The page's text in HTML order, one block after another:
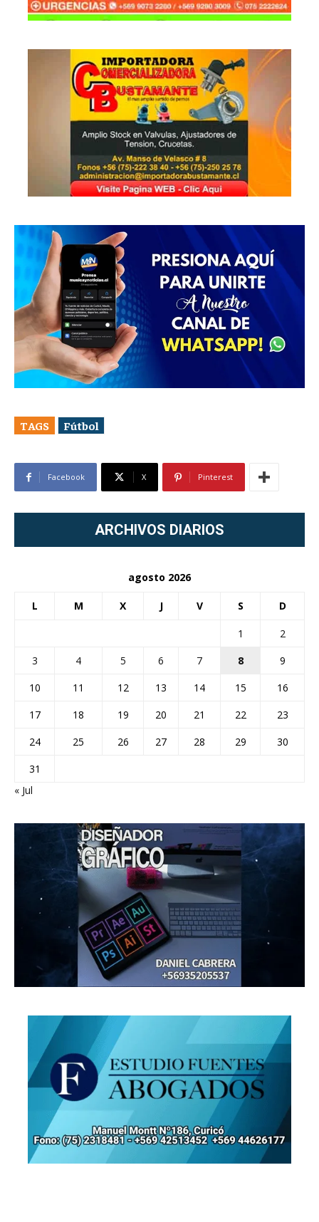
TAGS Fútbol
Facebook X Pinterest
ARCHIVOS DIARIOS
agosto 2026
L M X J V S D
1
2
3
4 5 6 7 8
9
10
11 12 13 14 15
16
17
18 19 20 21 22
23
24
25 26 27 28 29
30
31
« Jul